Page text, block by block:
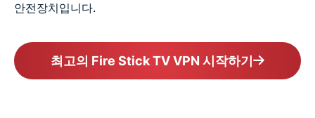
안전장치입니다.
최고의 Fire Stick TV VPN 시작하기